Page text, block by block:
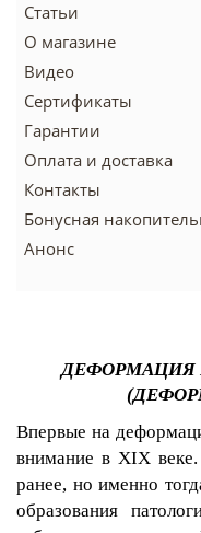
Статьи
О магазине
Видео
Сертификаты
Гарантии
Оплата и доставка
Контакты
Бонусная
Анонс
ДЕФОРМАЦИЯ
Впервые на
внимание в XIX веке.
ранее, но именно
образования